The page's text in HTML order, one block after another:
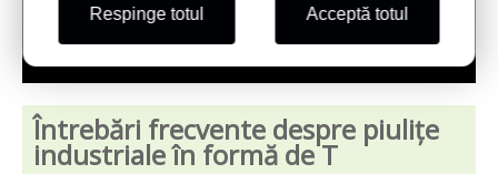
Întrebări frecvente despre piulițe
industriale în formă de T
Respinge totul Acceptă totul